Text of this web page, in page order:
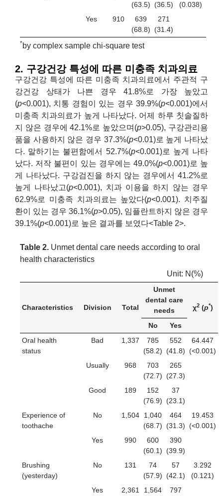
(63.5)
(36.5)
(0.038)
Yes
910
639
(68.8)
271
(31.4)
*by complex sample chi-square test
2. 구강건강 특성에 따른 미충족 치과의료
구강건강 특성에 따른 미충족 치과의료에서 주관적 구
강건강 상태가 나쁜 경우 41.8%로 가장 높았고
(p<0.001), 치통 경험이 있는 경우 39.9%(p<0.001)에서
미충족 치과의료가 높게 나타났다. 어제 하루 칫솔질하
지 않은 경우에 42.1%로 높았으며(p>0.05), 구강관리용
품을 사용하지 않은 경우 37.3%(p<0.01)로 높게 나타났
다. 말하기는 불편함에서 52.7%(p<0.001)로 높게 나타
났다. 저작 불편이 있는 경우에는 49.0%(p<0.001)로 높
게 나타났다. 구강검진을 하지 않는 경우에서 41.2%로
높게 나타났고(p<0.001), 치과 이용을 하지 않는 경우
62.9%로 미충족 치과의료는 높았다(p<0.001). 치주질
환이 있는 경우 36.1%(p>0.05), 임플란트하지 않은 경우
39.1%(p<0.001)로 높은 결과를 보였다<Table 2>.
Table 2. Unmet dental care needs according to oral
health characteristics
Unit: N(%)
Characteristics Division Total
Unmet
dental care
needs
χ2(p*)
No
Yes
Oral health
status
Bad 1,337
785
(58.2)
552
(41.8)
64.447
(<0.001)
Usually
968
703
(72.7)
265
(27.3)
Good
189
152
(76.9)
37
(23.1)
Experience of
toothache
No 1,504
1,040
(68.7)
464
(31.3)
19.453
(<0.001)
Yes
990
600
(60.1)
390
(39.9)
Brushing
(yesterday)
No 131
74
(57.9)
57
(42.1)
3.292
(0.121)
Yes
2,361
1,564
797